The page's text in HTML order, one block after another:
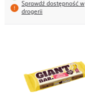
Sprawdź dostępność w
drogerii